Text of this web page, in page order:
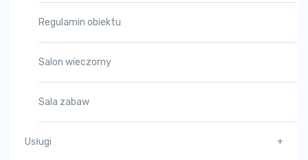
Regulamin obiektu
Salon wieczorny
Sala zabaw
Usługi +